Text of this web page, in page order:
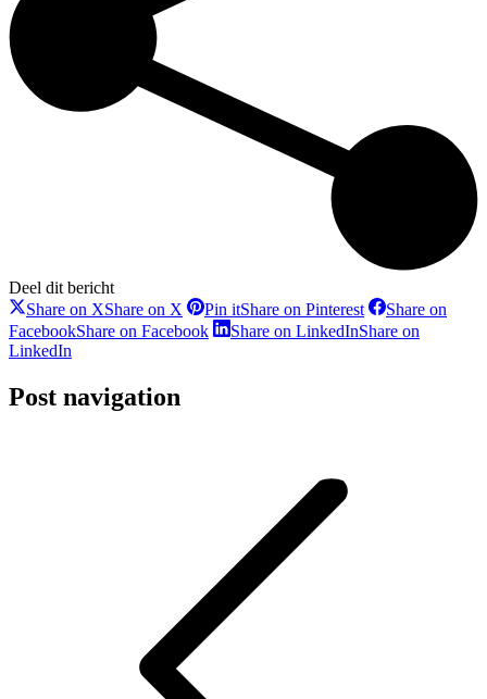
Deel dit bericht
Share on XShare on X Pin itShare on Pinterest
Share on
FacebookShare on Facebook Share on LinkedInShare on
LinkedIn
Post navigation